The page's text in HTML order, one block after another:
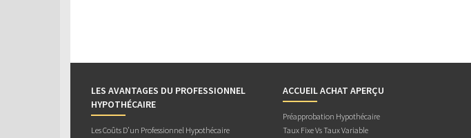
LES AVANTAGES DU PROFESSIONNEL
HYPOTHÉCAIRE
Les Coûts D’un Professionnel Hypothécaire
ACCUEIL ACHAT APERÇU
Préapprobation Hypothécaire
Taux Fixe Vs Taux Variable